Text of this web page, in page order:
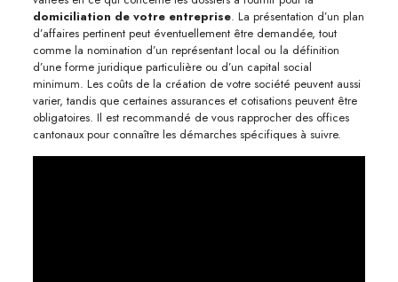
domiciliation de votre entreprise. La présentation d’un plan
d’affaires pertinent peut éventuellement être demandée, tout
comme la nomination d’un représentant local ou la définition
d’une forme juridique particulière ou d’un capital social
minimum. Les coûts de la création de votre société peuvent aussi
varier, tandis que certaines assurances et cotisations peuvent être
obligatoires. Il est recommandé de vous rapprocher des offices
cantonaux pour connaître les démarches spécifiques à suivre.